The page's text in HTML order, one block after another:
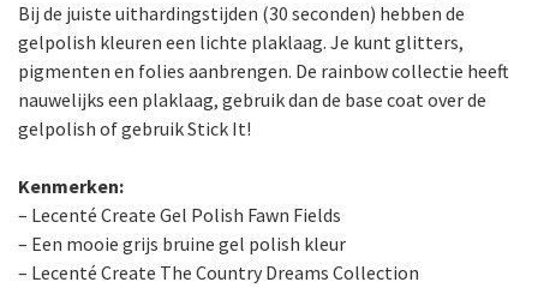
Bij de juiste uithardingstijden (30 seconden) hebben de
gelpolish kleuren een lichte plaklaag. Je kunt glitters,
pigmenten en folies aanbrengen. De rainbow collectie heeft
nauwelijks een plaklaag, gebruik dan de base coat over de
gelpolish of gebruik Stick It!
Kenmerken:
– Lecenté Create Gel Polish Fawn Fields
– Een mooie grijs bruine gel polish kleur
– Lecenté Create The Country Dreams Collection